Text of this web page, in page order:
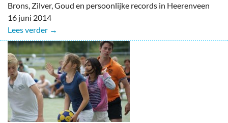
Brons, Zilver, Goud en persoonlijke records in Heerenveen
16 juni 2014
Lees verder →